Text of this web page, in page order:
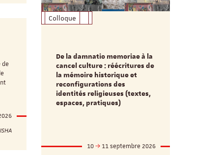
de
et
Colloque
De la damnatio memoriae à la
cancel culture : réécritures de
la mémoire historique et
reconfigurations des
identités religieuses (textes,
espaces, pratiques)
10
11 septembre 2026